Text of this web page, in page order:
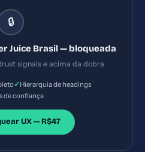
visualização de categorias
fluxo de compra.
🔒
Juice Brasil — bloqueada
signals e acima da dobra
✓Hierarquia de headings
de confiança
UX — R$47